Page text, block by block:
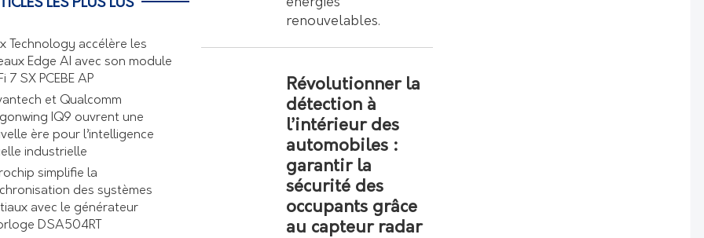
renouvelables.
Révolutionner la
détection à
l’intérieur des
automobiles :
garantir la
sécurité des
occupants grâce
au capteur radar
LES PLUS LUS
Technology accélère les
Edge AI avec son module
7 SX PCEBE AP
et Qualcomm
IQ9 ouvrent une
ère pour l’intelligence
industrielle
simplifie la
des systèmes
avec le générateur
DSA504RT